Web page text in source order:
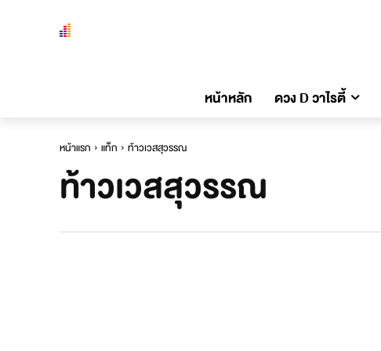
หน้าหลัก ดวง D วาไรตี้
หน้าแรก แท็ก ท้าวเวสสุวรรณ
ท้าวเวสสุวรรณ